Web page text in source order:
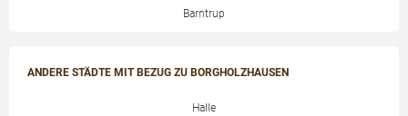
Barntrup
ANDERE STÄDTE MIT BEZUG ZU BORGHOLZHAUSEN
Halle